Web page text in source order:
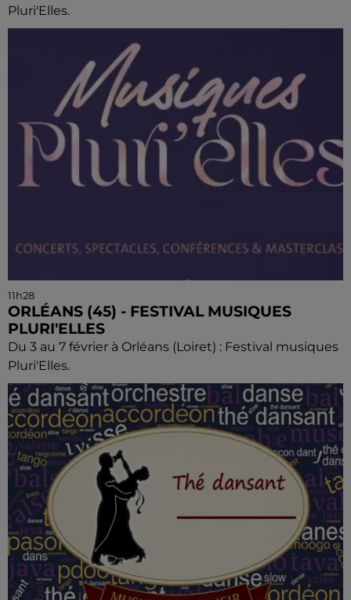
Pluri'Elles.
11h28
ORLÉANS (45) - FESTIVAL MUSIQUES
PLURI'ELLES
Du 3 au 7 février à Orléans (Loiret) : Festival musiques
Pluri'Elles.